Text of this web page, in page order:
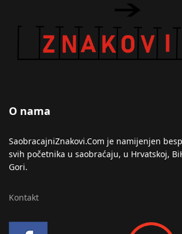
O nama
SaobracajniZnakovi.Com je namijenjen
svih početnika u saobraćaju, u Hrvatskoj,
Gori.
Kontakt